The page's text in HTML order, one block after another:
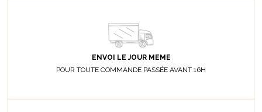
ENVOI LE JOUR MEME
POUR TOUTE COMMANDE PASSÉE AVANT 16H